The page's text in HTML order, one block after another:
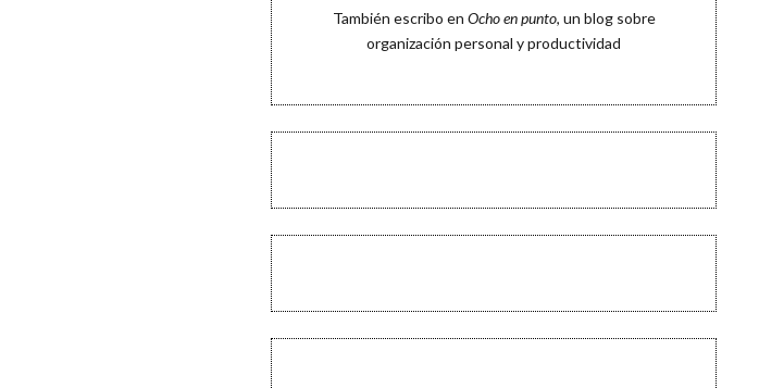
También escribo en Ocho en punto, un blog sobre
organización personal y productividad